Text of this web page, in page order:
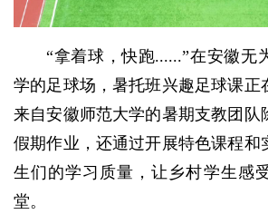
“拿着球，快跑......”在安徽无
学的足球场，暑托班兴趣足球课正
来自安徽师范大学的暑期支教团队
假期作业，还通过开展特色课程和
生们的学习质量，让乡村学生感
堂。